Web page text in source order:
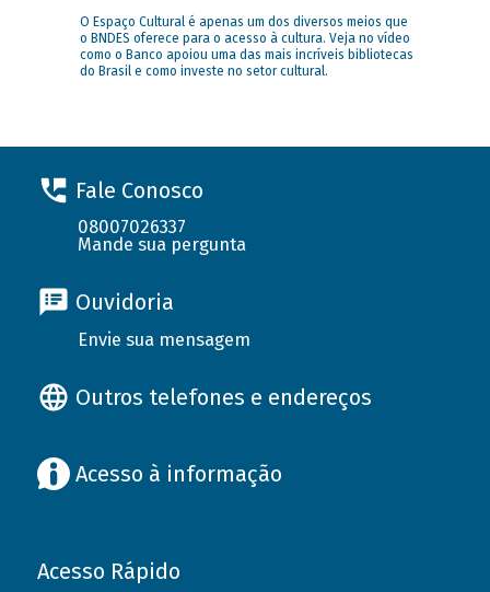
O Espaço Cultural é apenas um dos diversos meios que
o BNDES oferece para o acesso à cultura. Veja no vídeo
como o Banco apoiou uma das mais incríveis bibliotecas
do Brasil e como investe no setor cultural.
Fale Conosco
08007026337
Mande sua pergunta
Ouvidoria
Envie sua mensagem
Outros telefones e endereços
Acesso à informação
Acesso Rápido